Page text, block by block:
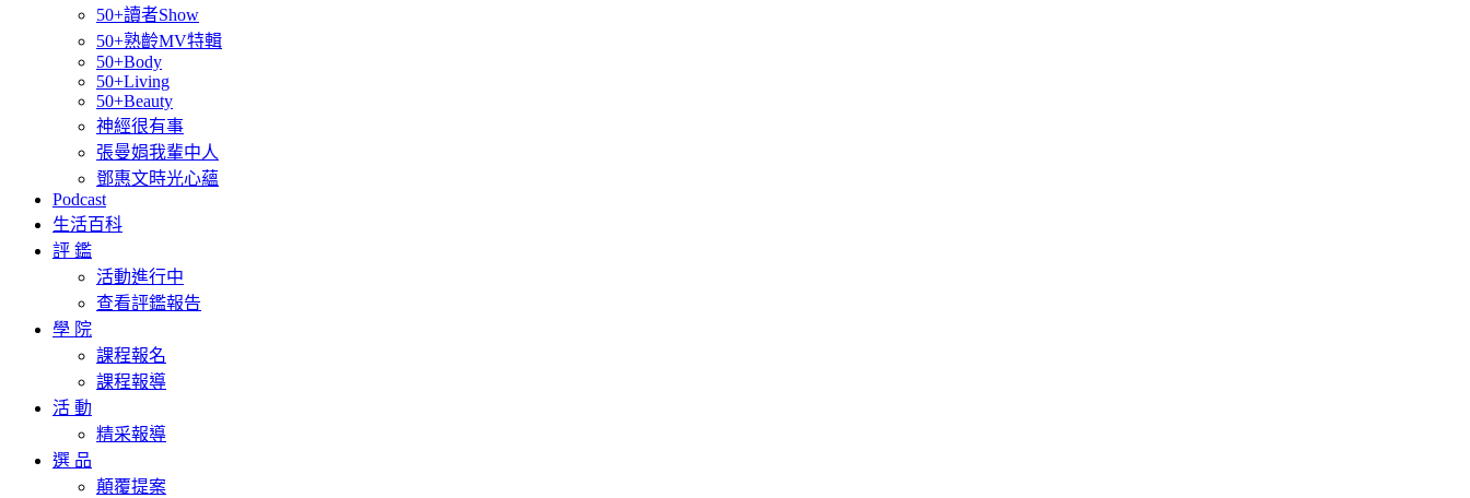
50+讀者Show
50+熟齡MV特輯
50+Body
50+Living
50+Beauty
神經很有事
張曼娟我輩中人
鄧惠文時光心蘊
Podcast
生活百科
評 鑑
活動進行中
查看評鑑報告
學 院
課程報名
課程報導
活 動
精采報導
選 品
顛覆提案